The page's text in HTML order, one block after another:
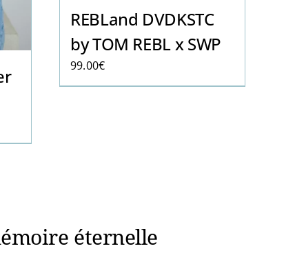
REBLand DVDKSTC
by TOM REBL x SWP
99.00€
éternelle